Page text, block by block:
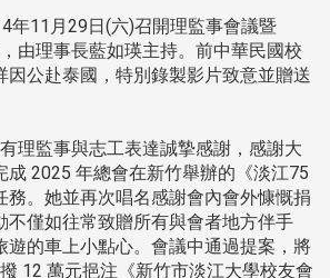
年11月29日(六)召開理監事會議暨
由理事長藍如瑛主持。前中華民國校
因公赴泰國，特別錄製影片致意並贈送
理監事與志工表達誠摯感謝，感謝大
成 2025 年總會在新竹舉辦的《淡江75
務。她並再次唱名感謝會內會外慷慨捐
不僅如往常致贈所有與會者地方伴手
遊的車上小點心。會議中通過提案，將
12 萬元挹注《新竹市淡江大學校友會